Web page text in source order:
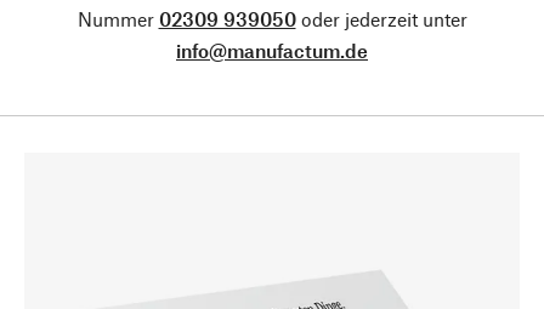
Nummer 02309 939050oder jederzeit unter
info@manufactum.de